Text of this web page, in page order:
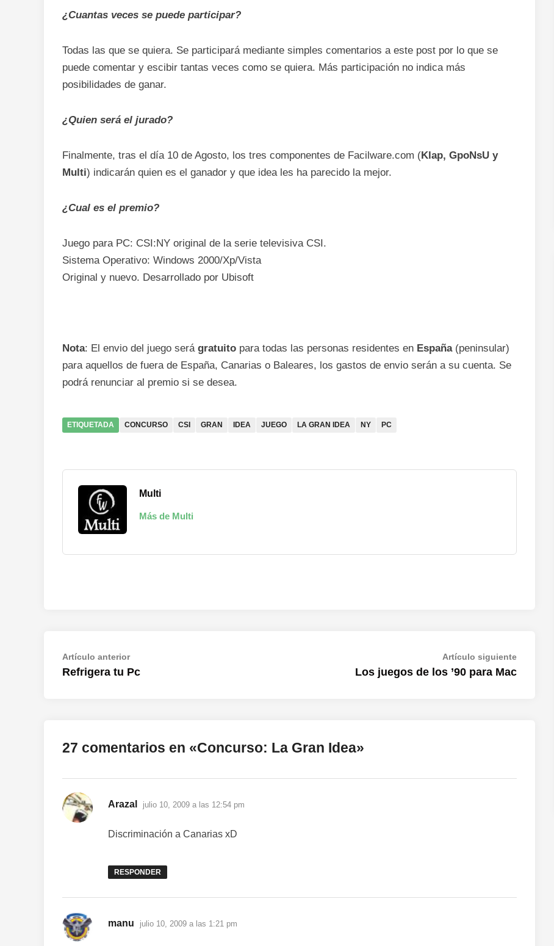
¿Cuantas veces se puede participar?
Todas las que se quiera. Se participará mediante simples comentarios a este post por lo que se
puede comentar y escibir tantas veces como se quiera. Más participación no indica más
posibilidades de ganar.
¿Quien será el jurado?
Finalmente, tras el día 10 de Agosto, los tres componentes de Facilware.com (Klap, GpoNsU y
Multi) indicarán quien es el ganador y que idea les ha parecido la mejor.
¿Cual es el premio?
Juego para PC: CSI:NY original de la serie televisiva CSI.
Sistema Operativo: Windows 2000/Xp/Vista
Original y nuevo. Desarrollado por Ubisoft
Nota: El envio del juego será gratuito para todas las personas residentes en España(peninsular)
para aquellos de fuera de España, Canarias o Baleares, los gastos de envio serán a su cuenta. Se
podrá renunciar al premio si se desea.
ETIQUETADA CONCURSO CSI GRAN IDEA JUEGO LA GRAN IDEA NY PC
Multi
Más de Multi
Navegación
de
Artículo anteriorArtículo
anterior:
Refrigera tu Pc
Artículo siguienteArtículo
siguiente:
Los juegos de los ’90 para Mac
27 comentarios en «Concurso: La Gran Idea»
Arazal dice:
julio 10, 2009 a las 12:54 pm
Discriminación a Canarias xD
RESPONDER
manu dice:
julio 10, 2009 a las 1:21 pm